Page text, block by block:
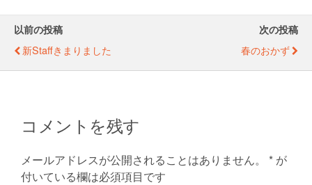
o
o
g
er
以前の投稿
新staffきまりました
次の投稿
春のおかず
コメントを残す
メールアドレスが公開されることはありません。 * が
付いている欄は必須項目です